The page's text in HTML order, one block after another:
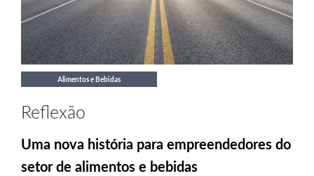
Alimentos e Bebidas
Reflexão
Uma nova história para empreendedores do
setor de alimentos e bebidas